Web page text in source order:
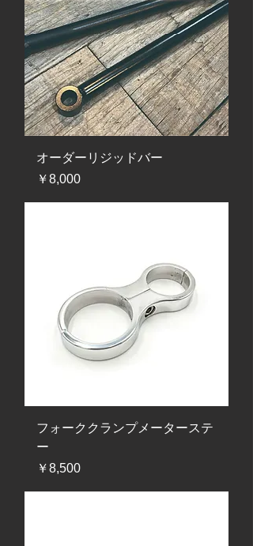
オーダーリジッドバー
価格
￥8,000
フォーククランプメーターステ
ー
価格
￥8,500